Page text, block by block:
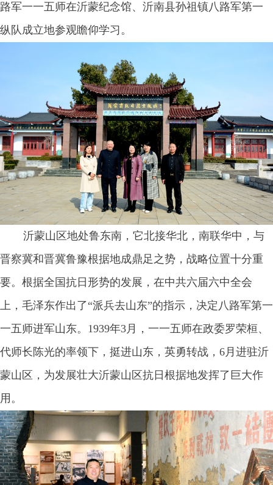
路军一一五师在沂蒙纪念馆、沂南县孙祖镇八路军第一
纵队成立地参观瞻仰学习。
沂蒙山区地处鲁东南，它北接华北，南联华中，与
晋察冀和晋冀鲁豫根据地成鼎足之势，战略位置十分重
要。根据全国抗日形势的发展，在中共六届六中全会
上，毛泽东作出了“派兵去山东”的指示，决定八路军第一
一五师进军山东。1939年3月，一一五师在政委罗荣桓、
代师长陈光的率领下，挺进山东，英勇转战，6月进驻沂
蒙山区，为发展壮大沂蒙山区抗日根据地发挥了巨大作
用。